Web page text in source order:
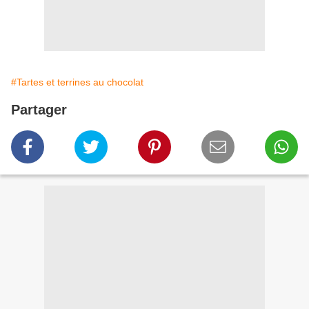
#Tartes et terrines au chocolat
Partager